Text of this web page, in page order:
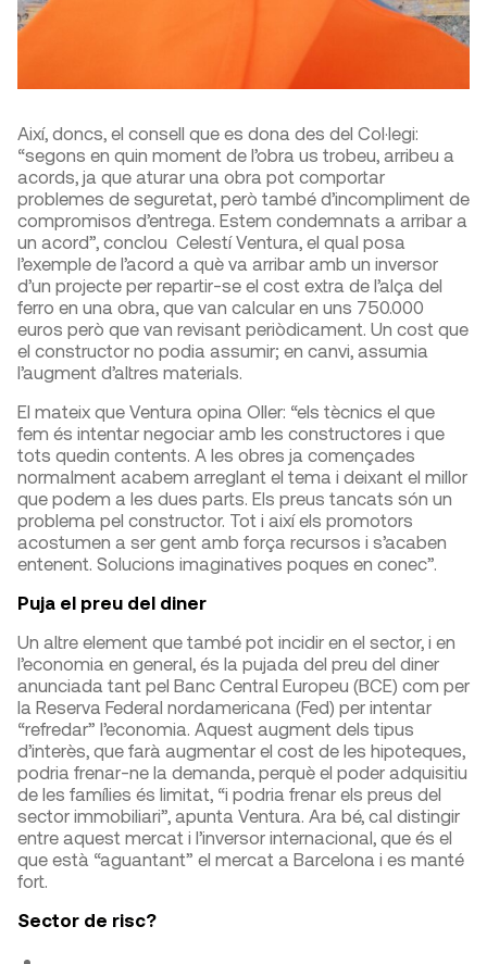
Així, doncs, el consell que es dona des del Col·legi:
“segons en quin moment de l’obra us trobeu, arribeu a
acords, ja que aturar una obra pot comportar
problemes de seguretat, però també d’incompliment de
compromisos d’entrega. Estem condemnats a arribar a
un acord”, conclou Celestí Ventura, el qual posa
l’exemple de l’acord a què va arribar amb un inversor
d’un projecte per repartir-se el cost extra de l’alça del
ferro en una obra, que van calcular en uns 750.000
euros però que van revisant periòdicament. Un cost que
el constructor no podia assumir; en canvi, assumia
l’augment d’altres materials.
El mateix que Ventura opina Oller: “els tècnics el que
fem és intentar negociar amb les constructores i que
tots quedin contents. A les obres ja començades
normalment acabem arreglant el tema i deixant el millor
que podem a les dues parts. Els preus tancats són un
problema pel constructor. Tot i així els promotors
acostumen a ser gent amb força recursos i s’acaben
entenent. Solucions imaginatives poques en conec”.
Puja el preu del diner
Un altre element que també pot incidir en el sector, i en
l’economia en general, és la pujada del preu del diner
anunciada tant pel Banc Central Europeu (BCE) com per
la Reserva Federal nordamericana (Fed) per intentar
“refredar” l’economia. Aquest augment dels tipus
d’interès, que farà augmentar el cost de les hipoteques,
podria frenar-ne la demanda, perquè el poder adquisitiu
de les famílies és limitat, “i podria frenar els preus del
sector immobiliari”, apunta Ventura. Ara bé, cal distingir
entre aquest mercat i l’inversor internacional, que és el
que està “aguantant” el mercat a Barcelona i es manté
fort.
Sector de risc?